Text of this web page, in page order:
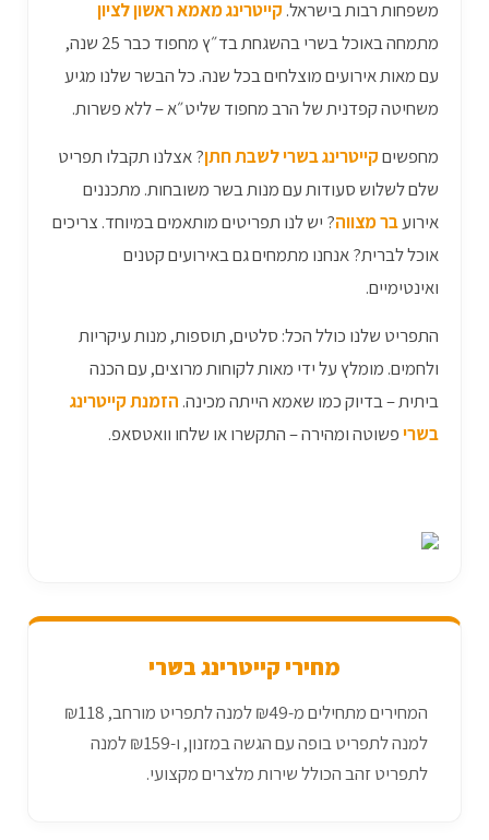
משפחות רבות בישראל. קייטרינג מאמא ראשון לציון
מתמחה באוכל בשרי בהשגחת בד״ץ מחפוד כבר 25 שנה,
עם מאות אירועים מוצלחים בכל שנה. כל הבשר שלנו מגיע
משחיטה קפדנית של הרב מחפוד שליט״א – ללא פשרות.
מחפשיםקייטרינג בשרי לשבת חתן? אצלנו תקבלו תפריט
שלם לשלוש סעודות עם מנות בשר משובחות. מתכננים
אירועבר מצווה? יש לנו תפריטים מותאמים במיוחד. צריכים
אוכל לברית? אנחנו מתמחים גם באירועים קטנים
ואינטימיים.
התפריט שלנו כולל הכל: סלטים, תוספות, מנות עיקריות
ולחמים. מומלץ על ידי מאות לקוחות מרוצים, עם הכנה
ביתית – בדיוק כמו שאמא הייתה מכינה. הזמנת קייטרינג
בשריפשוטה ומהירה – התקשרו או שלחו וואטסאפ.
מחירי קייטרינג בשרי
המחירים מתחילים מ-₪49 למנה לתפריט מורחב, ₪118
למנה לתפריט בופה עם הגשה במזנון, ו-₪159 למנה
לתפריט זהב הכולל שירות מלצרים מקצועי.